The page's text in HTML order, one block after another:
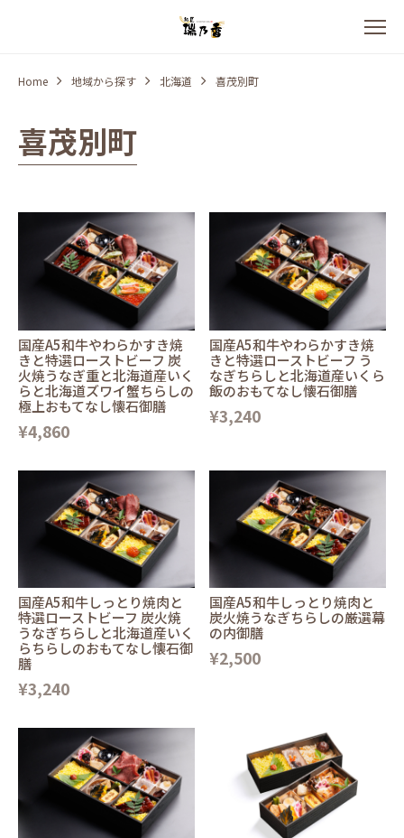
Home 地域から探す 北海道 喜茂別町
喜茂別町
国産A5和牛やわらかすき焼
きと特選ローストビーフ 炭
火焼うなぎ重と北海道産いく
らと北海道ズワイ蟹ちらしの
極上おもてなし懐石御膳
¥4,860
国産A5和牛やわらかすき焼
きと特選ローストビーフ う
なぎちらしと北海道産いくら
飯のおもてなし懐石御膳
¥3,240
国産A5和牛しっとり焼肉と
特選ローストビーフ 炭火焼
うなぎちらしと北海道産いく
らちらしのおもてなし懐石御
膳
¥3,240
国産A5和牛しっとり焼肉と
炭火焼うなぎちらしの厳選幕
の内御膳
¥2,500